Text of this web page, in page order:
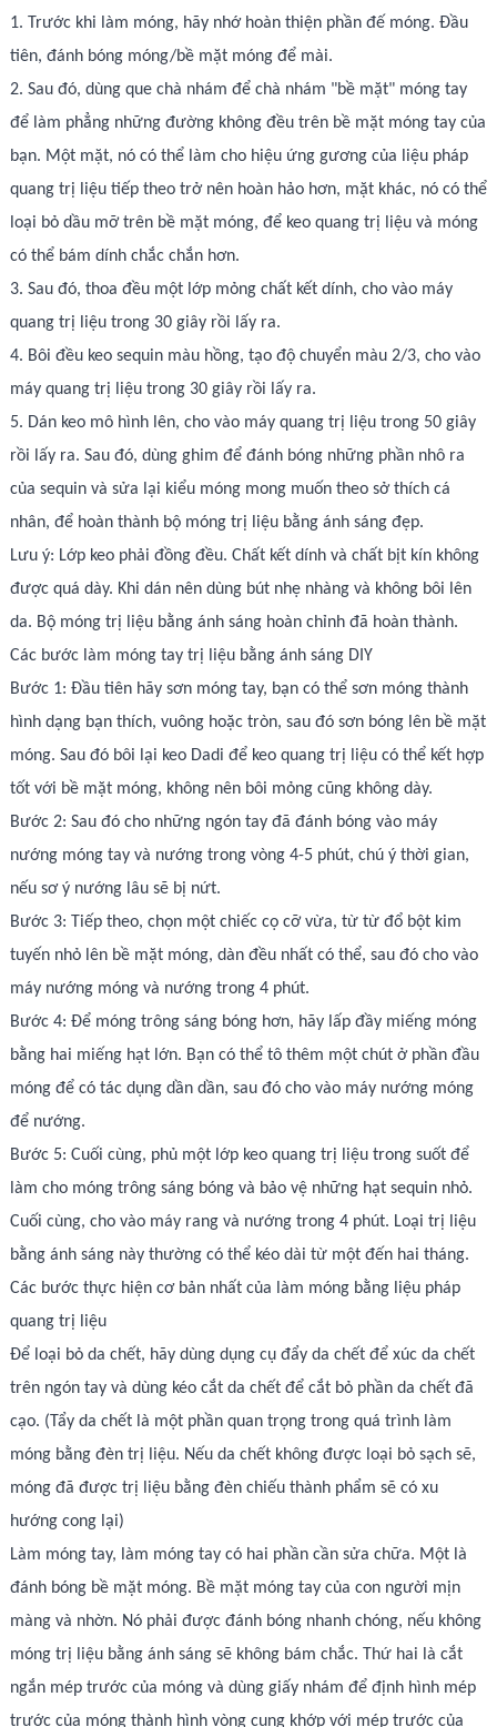
1. Trước khi làm móng, hãy nhớ hoàn thiện phần đế móng. Đầu
tiên, đánh bóng móng/bề mặt móng để mài.
2. Sau đó, dùng que chà nhám để chà nhám "bề mặt" móng tay
để làm phẳng những đường không đều trên bề mặt móng tay của
bạn. Một mặt, nó có thể làm cho hiệu ứng gương của liệu pháp
quang trị liệu tiếp theo trở nên hoàn hảo hơn, mặt khác, nó có thể
loại bỏ dầu mỡ trên bề mặt móng, để keo quang trị liệu và móng
có thể bám dính chắc chắn hơn.
3. Sau đó, thoa đều một lớp mỏng chất kết dính, cho vào máy
quang trị liệu trong 30 giây rồi lấy ra.
4. Bôi đều keo sequin màu hồng, tạo độ chuyển màu 2/3, cho vào
máy quang trị liệu trong 30 giây rồi lấy ra.
5. Dán keo mô hình lên, cho vào máy quang trị liệu trong 50 giây
rồi lấy ra. Sau đó, dùng ghim để đánh bóng những phần nhô ra
của sequin và sửa lại kiểu móng mong muốn theo sở thích cá
nhân, để hoàn thành bộ móng trị liệu bằng ánh sáng đẹp.
Lưu ý: Lớp keo phải đồng đều. Chất kết dính và chất bịt kín không
được quá dày. Khi dán nên dùng bút nhẹ nhàng và không bôi lên
da. Bộ móng trị liệu bằng ánh sáng hoàn chỉnh đã hoàn thành.
Các bước làm móng tay trị liệu bằng ánh sáng DIY
Bước 1: Đầu tiên hãy sơn móng tay, bạn có thể sơn móng thành
hình dạng bạn thích, vuông hoặc tròn, sau đó sơn bóng lên bề mặt
móng. Sau đó bôi lại keo Dadi để keo quang trị liệu có thể kết hợp
tốt với bề mặt móng, không nên bôi mỏng cũng không dày.
Bước 2: Sau đó cho những ngón tay đã đánh bóng vào máy
nướng móng tay và nướng trong vòng 4-5 phút, chú ý thời gian,
nếu sơ ý nướng lâu sẽ bị nứt.
Bước 3: Tiếp theo, chọn một chiếc cọ cỡ vừa, từ từ đổ bột kim
tuyến nhỏ lên bề mặt móng, dàn đều nhất có thể, sau đó cho vào
máy nướng móng và nướng trong 4 phút.
Bước 4: Để móng trông sáng bóng hơn, hãy lấp đầy miếng móng
bằng hai miếng hạt lớn. Bạn có thể tô thêm một chút ở phần đầu
móng để có tác dụng dần dần, sau đó cho vào máy nướng móng
để nướng.
Bước 5: Cuối cùng, phủ một lớp keo quang trị liệu trong suốt để
làm cho móng trông sáng bóng và bảo vệ những hạt sequin nhỏ.
Cuối cùng, cho vào máy rang và nướng trong 4 phút. Loại trị liệu
bằng ánh sáng này thường có thể kéo dài từ một đến hai tháng.
Các bước thực hiện cơ bản nhất của làm móng bằng liệu pháp
quang trị liệu
Để loại bỏ da chết, hãy dùng dụng cụ đẩy da chết để xúc da chết
trên ngón tay và dùng kéo cắt da chết để cắt bỏ phần da chết đã
cạo. (Tẩy da chết là một phần quan trọng trong quá trình làm
móng bằng đèn trị liệu. Nếu da chết không được loại bỏ sạch sẽ,
móng đã được trị liệu bằng đèn chiếu thành phẩm sẽ có xu
hướng cong lại)
Làm móng tay, làm móng tay có hai phần cần sửa chữa. Một là
đánh bóng bề mặt móng. Bề mặt móng tay của con người mịn
màng và nhờn. Nó phải được đánh bóng nhanh chóng, nếu không
móng trị liệu bằng ánh sáng sẽ không bám chắc. Thứ hai là cắt
ngắn mép trước của móng và dùng giấy nhám để định hình mép
trước của móng thành hình vòng cung khớp với mép trước của